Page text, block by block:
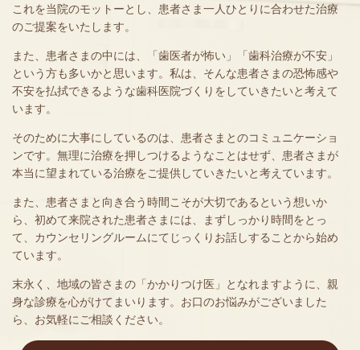
これを当院のモットーとし、患者さま一人ひとりに合わせた治療
のご提案をいたします。
また、患者さまの中には、「歯医者が怖い」「歯科治療が不安」
という方も多いかと思います。私は、そんな患者さまの恐怖感や
不安を払拭できるような歯科医院づくりをしていきたいと考えて
います。
そのために大事にしているのは、患者さまとのコミュニケーショ
ンです。無理に治療を押しつけるようなことはせず、患者さまが
本当に望まれている治療をご提供していきたいと考えています。
また、患者さまと向き合う時間こそが大切であるという想いか
ら、初めて来院された患者さまには、まずしっかり時間をとっ
て、カウンセリングルームにてじっくりお話しすることから始め
ています。
末永く、地域の皆さまの「かかりつけ医」となれますように、親
身な診療を心がけてまいります。お口のお悩みがございました
ら、お気軽にご相談ください。